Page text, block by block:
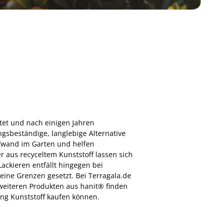
und nach einigen Jahren
langlebige Alternative
im Garten und helfen
aus recyceltem Kunststoff lassen sich
entfällt hingegen bei
Grenzen gesetzt. Bei Terragala.de
Produkten aus hanit® finden
Kunststoff kaufen können.